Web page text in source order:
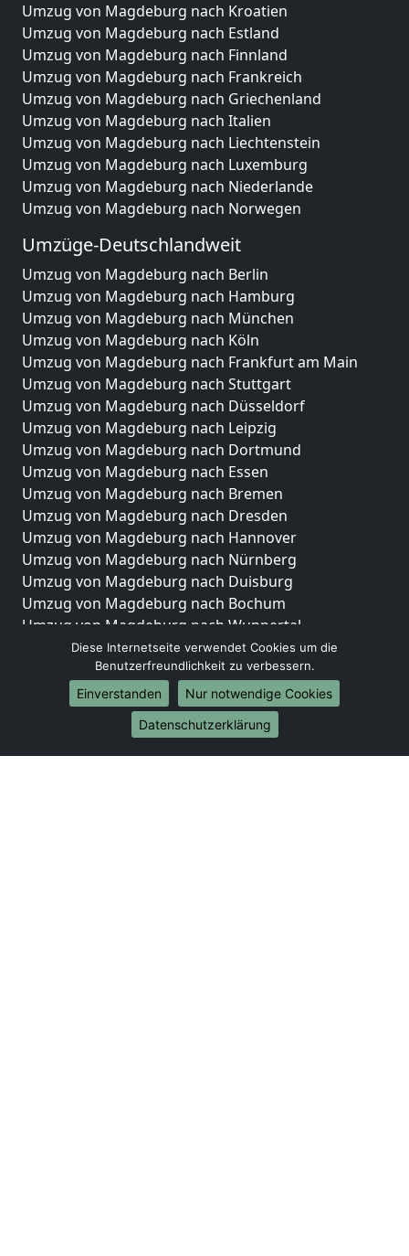
Umzug von Magdeburg nach Kroatien
Umzug von Magdeburg nach Estland
Umzug von Magdeburg nach Finnland
Umzug von Magdeburg nach Frankreich
Umzug von Magdeburg nach Griechenland
Umzug von Magdeburg nach Italien
Umzug von Magdeburg nach Liechtenstein
Umzug von Magdeburg nach Luxemburg
Umzug von Magdeburg nach Niederlande
Umzug von Magdeburg nach Norwegen
Umzüge-Deutschlandweit
Umzug von Magdeburg nach Berlin
Umzug von Magdeburg nach Hamburg
Umzug von Magdeburg nach München
Umzug von Magdeburg nach Köln
Umzug von Magdeburg nach Frankfurt am Main
Umzug von Magdeburg nach Stuttgart
Umzug von Magdeburg nach Düsseldorf
Umzug von Magdeburg nach Leipzig
Umzug von Magdeburg nach Dortmund
Umzug von Magdeburg nach Essen
Umzug von Magdeburg nach Bremen
Umzug von Magdeburg nach Dresden
Umzug von Magdeburg nach Hannover
Umzug von Magdeburg nach Nürnberg
Umzug von Magdeburg nach Duisburg
Umzug von Magdeburg nach Bochum
Umzug von Magdeburg nach Wuppertal
Umzug von Magdeburg nach Bielefeld
Umzug von Magdeburg nach Bonn
Umzug von Magdeburg nach Münster
Internationale-Umzüge
Umzug von Magdeburg nach Brasilien
Diese Internetseite verwendet Cookies um die
Benutzerfreundlichkeit zu verbessern.
Einverstanden
Nur notwendige Cookies
Datenschutzerklärung